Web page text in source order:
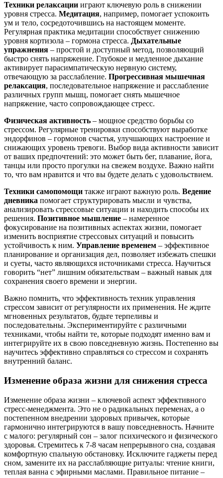
Техники релаксации играют ключевую роль в снижении
уровня стресса. Медитация, например, помогает успокоить
ум и тело, сосредоточившись на настоящем моменте.
Регулярная практика медитации способствует снижению
уровня кортизола – гормона стресса. Дыхательные
упражнения – простой и доступный метод, позволяющий
быстро снять напряжение. Глубокое и медленное дыхание
активирует парасимпатическую нервную систему,
отвечающую за расслабление. Прогрессивная мышечная
релаксация, последовательное напряжение и расслабление
различных групп мышц, помогает снять мышечное
напряжение, часто сопровождающее стресс.
Физическая активность – мощное средство борьбы со
стрессом. Регулярные тренировки способствуют выработке
эндорфинов – гормонов счастья, улучшающих настроение и
снижающих уровень тревоги. Выбор вида активности зависит
от ваших предпочтений: это может быть бег, плавание, йога,
танцы или просто прогулки на свежем воздухе. Важно найти
то, что вам нравится и что вы будете делать с удовольствием.
Техники самопомощи также играют важную роль. Ведение
дневника помогает структурировать мысли и чувства,
анализировать стрессовые ситуации и находить способы их
решения. Позитивное мышление – намеренное
фокусирование на позитивных аспектах жизни, помогает
изменить восприятие стрессовых ситуаций и повысить
устойчивость к ним. Управление временем – эффективное
планирование и организация дел, позволяет избежать спешки
и суеты, часто являющихся источниками стресса. Научиться
говорить “нет” лишним обязательствам – важный навык для
сохранения своего времени и энергии.
Важно помнить, что эффективность техник управления
стрессом зависит от регулярности их применения. Не ждите
мгновенных результатов, будьте терпеливы и
последовательны. Экспериментируйте с различными
техниками, чтобы найти те, которые подходят именно вам и
интегрируйте их в свою повседневную жизнь. Постепенно вы
научитесь эффективно справляться со стрессом и сохранять
внутренний баланс.
Изменение образа жизни для снижения стресса
Изменение образа жизни – ключевой аспект эффективного
стресс-менеджмента. Это не о радикальных переменах, а о
постепенном внедрении здоровых привычек, которые
гармонично интегрируются в вашу повседневность. Начните
с малого: регулярный сон – залог психического и физического
здоровья. Стремитесь к 7-8 часам непрерывного сна, создавая
комфортную спальную обстановку. Исключите гаджеты перед
сном, замените их на расслабляющие ритуалы: чтение книги,
теплая ванна с эфирными маслами. Правильное питание –